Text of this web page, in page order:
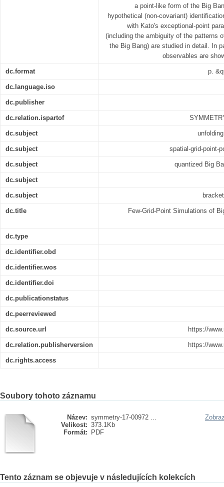
a point-like form of the Big
hypothetical (non-covariant)
with Kato's exceptional-point
(including the ambiguity of the patterns
the Big Bang) are studied in detail. In
observables are
dc.format p.
dc.language.iso
dc.publisher
dc.relation.ispartof
dc.subject
dc.subject spatial-grid-point-
dc.subject quantized Big
dc.subject
dc.subject
dc.title Few-Grid-Point Simulations of
dc.type
dc.identifier.obd
dc.identifier.wos
dc.identifier.doi
dc.publicationstatus
dc.peerreviewed
dc.source.url https://
dc.relation.publisherversion https://
dc.rights.access
Soubory tohoto záznamu
Název: symmetry-17-00972 ...
Velikost: 373.1Kb
Formát:
PDF
Tento záznam se objevuje v následujících kolekcích